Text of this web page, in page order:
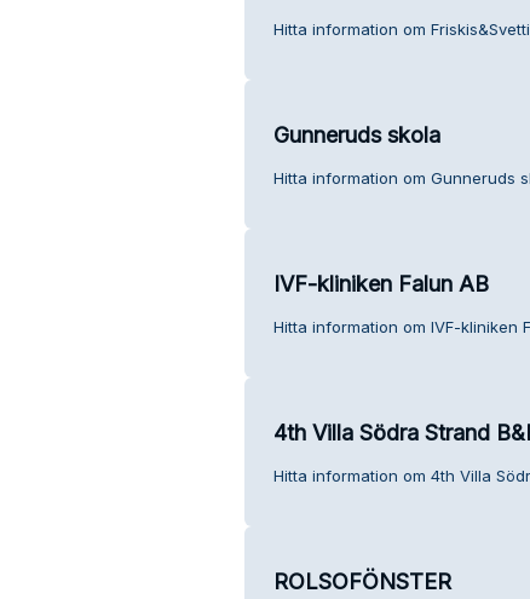
Hitta information om
Gunneruds skola
Hitta information om Gunneruds
IVF-kliniken Falun AB
Hitta information om IVF-kliniken
4th Villa Södra Strand
Hitta information om 4th Villa
ROLSOFÖNSTER